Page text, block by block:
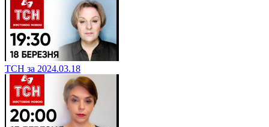
ТСН за 2024.03.18